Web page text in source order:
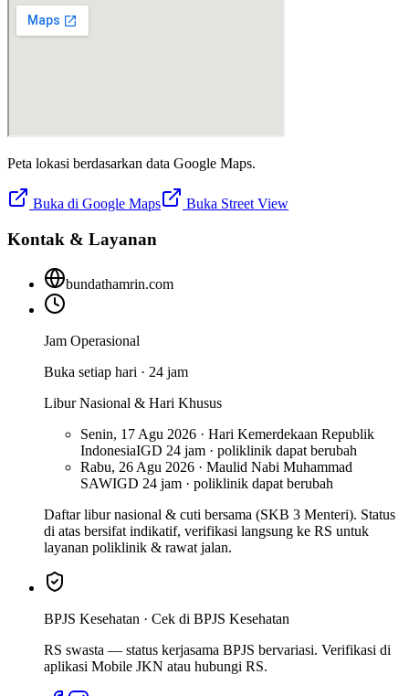
Peta lokasi berdasarkan data Google Maps.
Buka di Google Maps Buka Street View
Kontak & Layanan
bundathamrin.com
Jam Operasional
Buka setiap hari · 24 jam
Libur Nasional & Hari Khusus
Senin, 17 Agu 2026 · Hari Kemerdekaan Republik
IndonesiaIGD 24 jam · poliklinik dapat berubah
Rabu, 26 Agu 2026 · Maulid Nabi Muhammad
SAWIGD 24 jam · poliklinik dapat berubah
Daftar libur nasional & cuti bersama (SKB 3 Menteri). Status
di atas bersifat indikatif, verifikasi langsung ke RS untuk
layanan poliklinik & rawat jalan.
BPJS Kesehatan · Cek di BPJS Kesehatan
RS swasta — status kerjasama BPJS bervariasi. Verifikasi di
aplikasi Mobile JKN atau hubungi RS.